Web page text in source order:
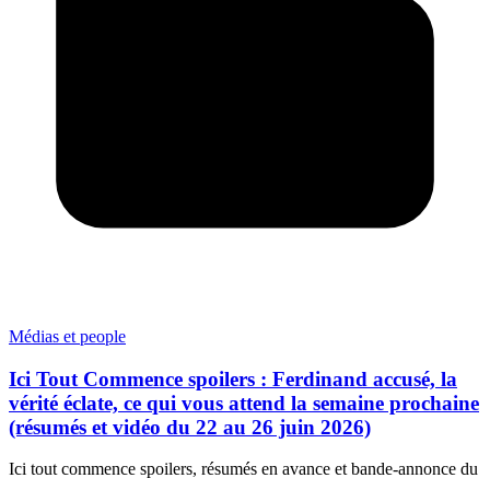
Médias et people
Ici Tout Commence spoilers : Ferdinand accusé, la
vérité éclate, ce qui vous attend la semaine prochaine
(résumés et vidéo du 22 au 26 juin 2026)
Ici tout commence spoilers, résumés en avance et bande-annonce du